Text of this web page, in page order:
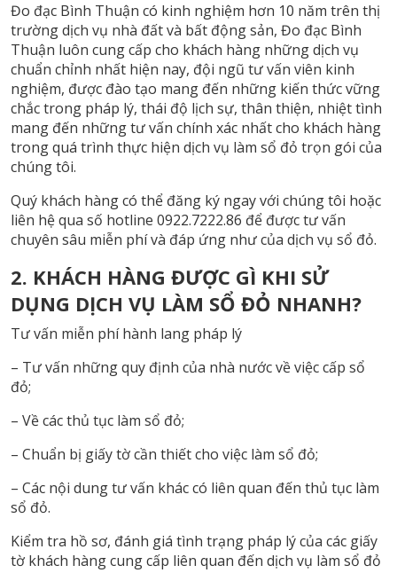
Đo đạc Bình Thuận có kinh nghiệm hơn 10 năm trên thị
trường dịch vụ nhà đất và bất động sản, Đo đạc Bình
Thuận luôn cung cấp cho khách hàng những dịch vụ
chuẩn chỉnh nhất hiện nay, đội ngũ tư vấn viên kinh
nghiệm, được đào tạo mang đến những kiến thức vững
chắc trong pháp lý, thái độ lịch sự, thân thiện, nhiệt tình
mang đến những tư vấn chính xác nhất cho khách hàng
trong quá trình thực hiện dịch vụ làm sổ đỏ trọn gói của
chúng tôi.
Quý khách hàng có thể đăng ký ngay với chúng tôi hoặc
liên hệ qua số hotline 0922.7222.86 để được tư vấn
chuyên sâu miễn phí và đáp ứng như của dịch vụ sổ đỏ.
2. KHÁCH HÀNG ĐƯỢC GÌ KHI SỬ
DỤNG DỊCH VỤ LÀM SỔ ĐỎ NHANH?
Tư vấn miễn phí hành lang pháp lý
– Tư vấn những quy định của nhà nước về việc cấp sổ
đỏ;
– Về các thủ tục làm sổ đỏ;
– Chuẩn bị giấy tờ cần thiết cho việc làm sổ đỏ;
– Các nội dung tư vấn khác có liên quan đến thủ tục làm
sổ đỏ.
Kiểm tra hồ sơ, đánh giá tình trạng pháp lý của các giấy
tờ khách hàng cung cấp liên quan đến dịch vụ làm sổ đỏ